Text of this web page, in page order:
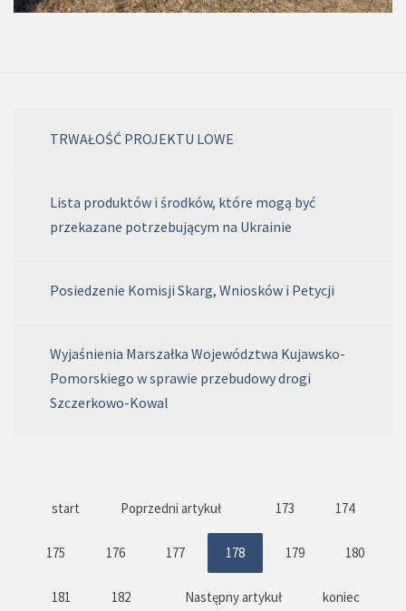
TRWAŁOŚĆ PROJEKTU LOWE
Lista produktów i środków, które mogą być
przekazane potrzebującym na Ukrainie
Posiedzenie Komisji Skarg, Wniosków i Petycji
Wyjaśnienia Marszałka Województwa Kujawsko-
Pomorskiego w sprawie przebudowy drogi
Szczerkowo-Kowal
start Poprzedni artykuł 173 174
175 176 177 178 179 180
181 182 Następny artykuł koniec